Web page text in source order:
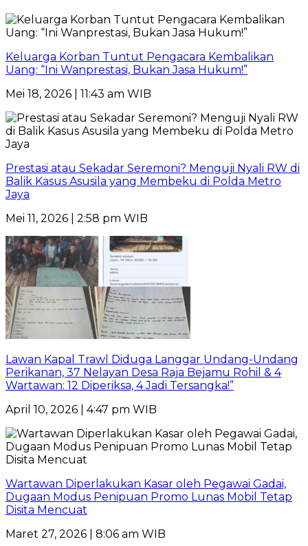
Keluarga Korban Tuntut Pengacara Kembalikan
Uang: “Ini Wanprestasi, Bukan Jasa Hukum!”
Mei 18, 2026 | 11:43 am WIB
Prestasi atau Sekadar Seremoni? Menguji Nyali RW di
Balik Kasus Asusila yang Membeku di Polda Metro
Jaya
Mei 11, 2026 | 2:58 pm WIB
Lawan Kapal Trawl Diduga Langgar Undang-Undang
Perikanan, 37 Nelayan Desa Raja Bejamu Rohil & 4
Wartawan: 12 Diperiksa, 4 Jadi Tersangka!”
April 10, 2026 | 4:47 pm WIB
Wartawan Diperlakukan Kasar oleh Pegawai Gadai,
Dugaan Modus Penipuan Promo Lunas Mobil Tetap
Disita Mencuat
Maret 27, 2026 | 8:06 am WIB